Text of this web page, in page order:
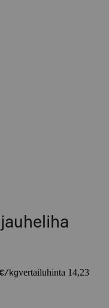
kgvertailuhinta 14,23